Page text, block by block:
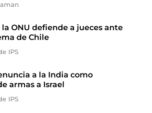
ONU defiende a jueces ante
de Chile
IPS
a la India como
armas a Israel
IPS